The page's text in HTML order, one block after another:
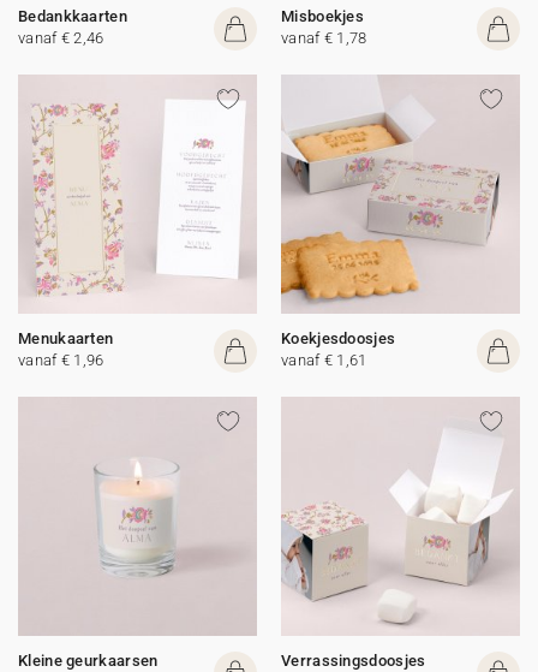
Bedankkaarten
vanaf € 2,46
Misboekjes
vanaf € 1,78
Menukaarten
vanaf € 1,96
Koekjesdoosjes
vanaf € 1,61
Kleine geurkaarsen
Verrassingsdoosjes